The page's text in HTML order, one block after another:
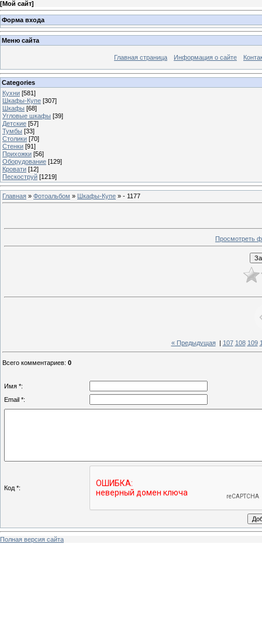
[Мой сайт]
Форма входа
Меню сайта
Главная страница Информация о сайте
Categories
Кухни [581]
Шкафы-Купе [307]
Шкафы [68]
Угловые шкафы [39]
Детские [57]
Тумбы [33]
Столики [70]
Стенки [91]
Прихожки [56]
Оборудование [129]
Кровати [12]
Пескоструй [1219]
Главная » Фотоальбом » Шкафы-Купе » - 1177
Просмотреть
« Предыдущая| 107 108 109
Всего комментариев: 0
Имя *:
Email *:
Код *:
Полная версия сайта